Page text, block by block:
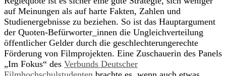
auf Meinungen als auf harte Fakten, Zahlen und
Studienergebnisse zu beziehen. So ist das Hauptargument
der Quoten-Befürworter_innen die Ungleichverteilung
öffentlicher Gelder durch die geschlechterungerechte
Förderung von Filmprojekten. Eine Zuschauerin des Panels
„Im Fokus“ des Verbunds Deutscher